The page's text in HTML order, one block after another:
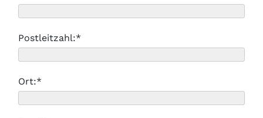
Postleitzahl:*
Ort:*